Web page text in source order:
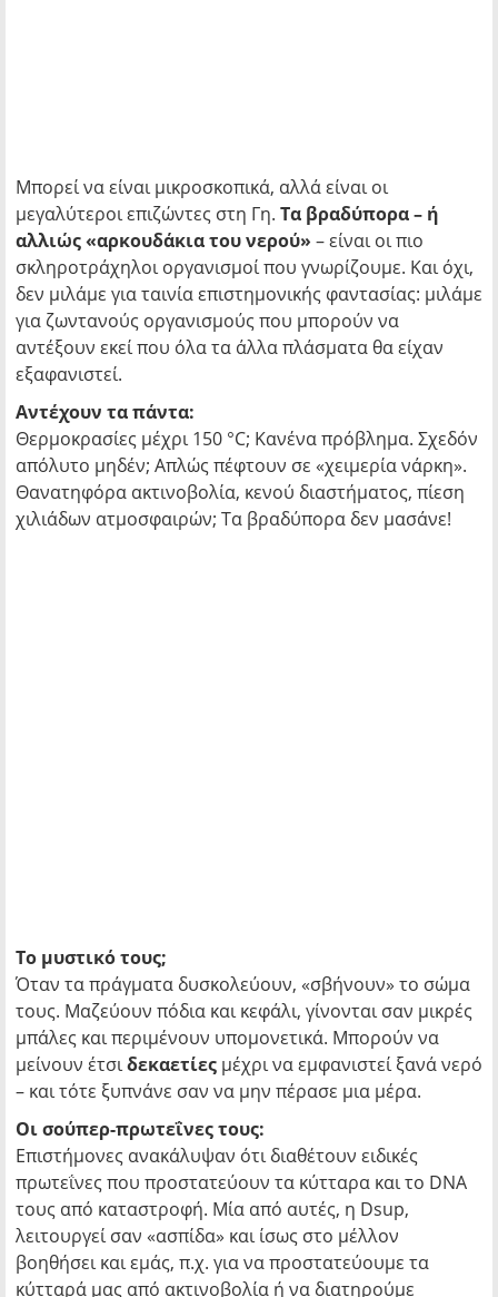
Μπορεί να είναι μικροσκοπικά, αλλά είναι οι
μεγαλύτεροι επιζώντες στη Γη. Τα βραδύπορα – ή
αλλιώς «αρκουδάκια του νερού» – είναι οι πιο
σκληροτράχηλοι οργανισμοί που γνωρίζουμε. Και όχι,
δεν μιλάμε για ταινία επιστημονικής φαντασίας: μιλάμε
για ζωντανούς οργανισμούς που μπορούν να
αντέξουν εκεί που όλα τα άλλα πλάσματα θα είχαν
εξαφανιστεί.
Αντέχουν τα πάντα:
Θερμοκρασίες μέχρι 150 °C; Κανένα πρόβλημα. Σχεδόν
απόλυτο μηδέν; Απλώς πέφτουν σε «χειμερία νάρκη».
Θανατηφόρα ακτινοβολία, κενού διαστήματος, πίεση
χιλιάδων ατμοσφαιρών; Τα βραδύπορα δεν μασάνε!
Το μυστικό τους;
Όταν τα πράγματα δυσκολεύουν, «σβήνουν» το σώμα
τους. Μαζεύουν πόδια και κεφάλι, γίνονται σαν μικρές
μπάλες και περιμένουν υπομονετικά. Μπορούν να
μείνουν έτσιδεκαετίες μέχρι να εμφανιστεί ξανά νερό
– και τότε ξυπνάνε σαν να μην πέρασε μια μέρα.
Οι σούπερ-πρωτεΐνες τους:
Επιστήμονες ανακάλυψαν ότι διαθέτουν ειδικές
πρωτεΐνες που προστατεύουν τα κύτταρα και το DNA
τους από καταστροφή. Μία από αυτές, η Dsup,
λειτουργεί σαν «ασπίδα» και ίσως στο μέλλον
βοηθήσει και εμάς, π.χ. για να προστατεύουμε τα
κύτταρά μας από ακτινοβολία ή να διατηρούμε